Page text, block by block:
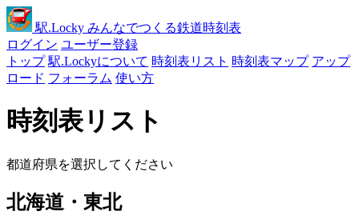
駅.Locky みんなでつくる鉄道時刻表
ログイン ユーザー登録
トップ 駅.Lockyについて 時刻表リスト 時刻表マップ アップ
ロード フォーラム 使い方
時刻表リスト
都道府県を選択してください
北海道・東北